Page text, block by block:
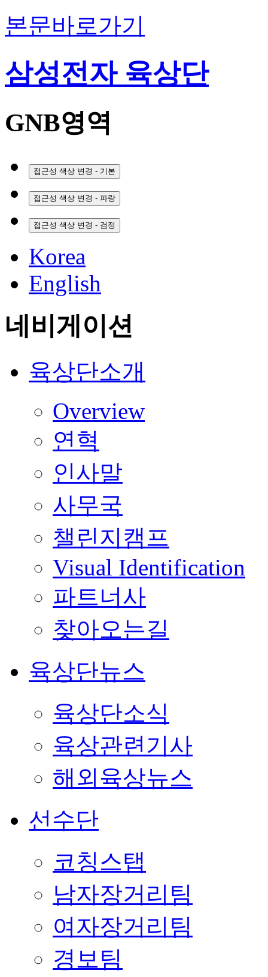
본문바로가기
삼성전자 육상단
GNB영역
접근성 색상 변경 - 기본
접근성 색상 변경 - 파랑
접근성 색상 변경 - 검정
Korea
English
네비게이션
육상단소개
Overview
연혁
인사말
사무국
챌린지캠프
Visual Identification
파트너사
찾아오는길
육상단뉴스
육상단소식
육상관련기사
해외육상뉴스
선수단
코칭스탭
남자장거리팀
여자장거리팀
경보팀